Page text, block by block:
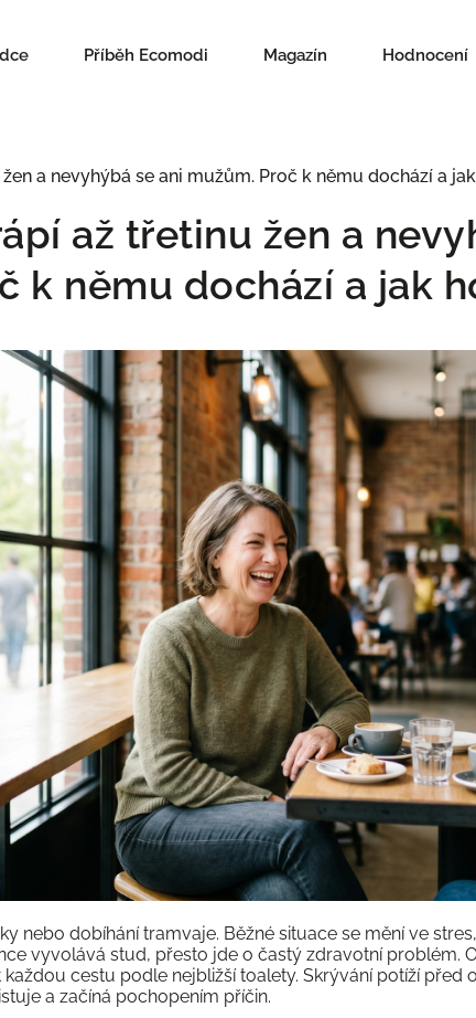
Příběh Ecomodi Magazín Hodnocení
a nevyhýbá se ani mužům. Proč k němu dochází a
až třetinu žen a
k němu dochází a jak
nebo dobíhání tramvaje. Běžné situace se mění ve
vyvolává stud, přesto jde o častý zdravotní problém.
cestu podle nejbližší toalety. Skrývání potíží před
a začíná pochopením příčin.